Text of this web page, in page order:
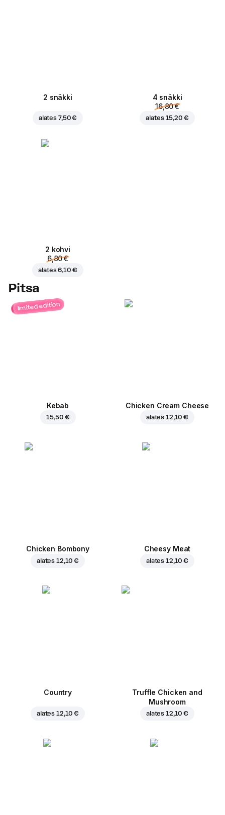
2 snäkki
alates 7,50 €
4 snäkki
16,80 €
alates 15,20 €
2 kohvi
6,80 €
alates6,10 €
Pitsa
limited edition
Kebab
15,50 €
Chicken Cream Cheese
alates 12,10 €
Chicken Bombony
alates 12,10 €
Cheesy Meat
alates 12,10 €
Country
alates 12,10 €
Truffle Chicken and
Mushroom
alates 12,10 €